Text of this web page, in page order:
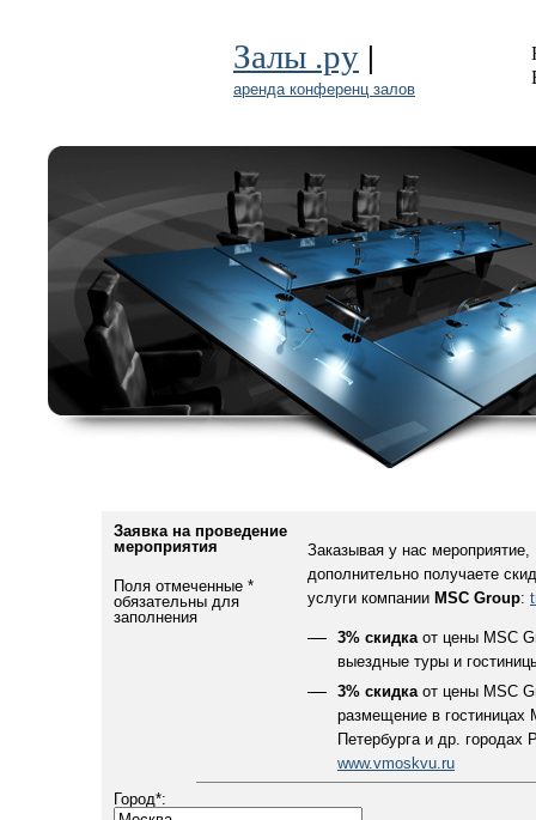
Залы .ру |
аренда конференц залов
Заказывая у нас
дополнительно получаете
услуги компании MSC Group:
3% скидкаот цены MSC
выездные туры и
3% скидкаот цены MSC
размещение в гостиницах
Петербурга и др. городах
www.vmoskvu.ru
Заявка на проведение
мероприятия
Поля отмеченные *
обязательны для
заполнения
Город*: